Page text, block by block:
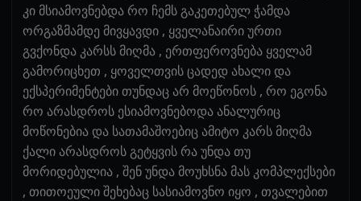
კი მსიამოვნებდა რო ჩემს გაკეთებულ ჭამდა
ორგაზმამდე მივყავდი , ყველანაირი ურთი
გვქონდა კარსს მიღმა , ერთფეროვნება ყველამ
გამორიცხეთ , ყოველთვის ცადედ ახალი და
ექსპერიმენტები თუნდაც არ მოეწონოს , რო ეგონა
რო არასდროს ესიამოვნებოდა ანალურიც
მოწონებია და სათამაშოებიც ამიტო კარს მიღმა
ქალი არასდროს გეტყვის რა უნდა თუ
მორიდებულია , შენ უნდა მოუხსნა მას კომპლექსები
, თითოეული შეხებაც სასიამოვნო იყო , თვალებით